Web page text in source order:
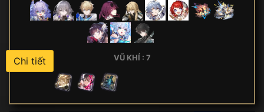
VŨ KHÍ : 7
Chi tiết